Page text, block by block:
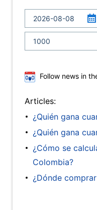
Follow news in
Articles:
¿Quién gana
¿Quién gana
¿Cómo se
Colombia?
¿Dónde